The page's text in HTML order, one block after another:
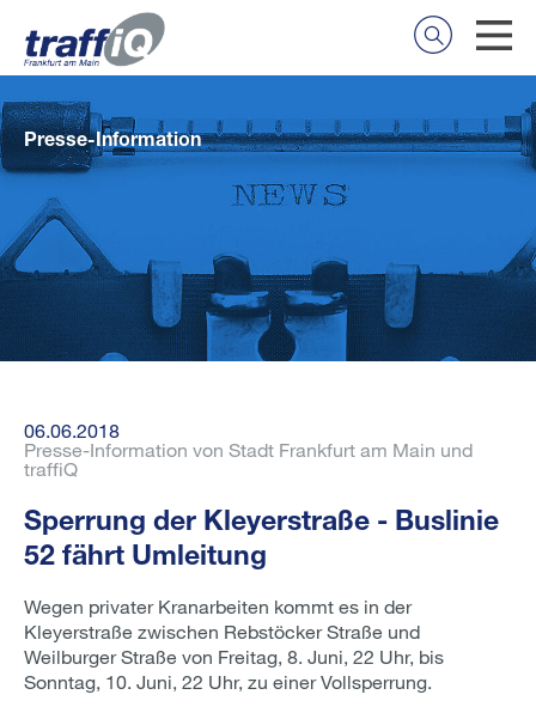
Presse-Information
06.06.2018
Presse-Information von Stadt Frankfurt am Main und
traffiQ
Sperrung der Kleyerstraße - Buslinie
52 fährt Umleitung
Wegen privater Kranarbeiten kommt es in der
Kleyerstraße zwischen Rebstöcker Straße und
Weilburger Straße von Freitag, 8. Juni, 22 Uhr, bis
Sonntag, 10. Juni, 22 Uhr, zu einer Vollsperrung.